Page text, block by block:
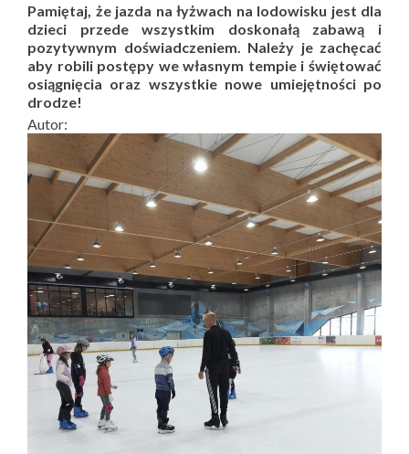
Pamiętaj, że jazda na łyżwach na lodowisku jest dla
dzieci przede wszystkim doskonałą zabawą i
pozytywnym doświadczeniem. Należy je zachęcać
aby robili postępy we własnym tempie i świętować
osiągnięcia oraz wszystkie nowe umiejętności po
drodze!
Autor: